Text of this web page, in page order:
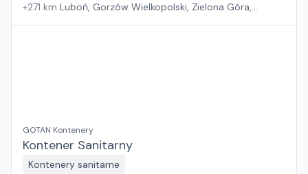
+271 km Luboń, Gorzów Wielkopolski, Zielona Góra,
GOTAN Kontenery
Kontener Sanitarny
Kontenery sanitarne